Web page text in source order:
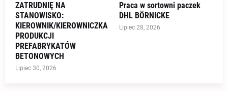
ZATRUDNIĘ NA
STANOWISKO:
KIEROWNIK/KIEROWNICZKA
PRODUKCJI
PREFABRYKATÓW
BETONOWYCH
Lipiec 30, 2026
Praca w sortowni paczek
DHL BÖRNICKE
Lipiec 28, 2026